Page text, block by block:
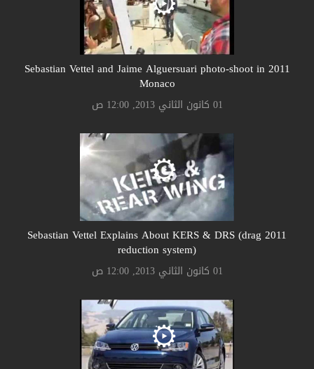
2011 Sebastian Vettel and Jaime Alguersuari photo-shoot in
Monaco
01 كانون الثاني 2013, 12:00 ص
2011 Sebastian Vettel Explains About KERS & DRS (drag
reduction system)
01 كانون الثاني 2013, 12:00 ص